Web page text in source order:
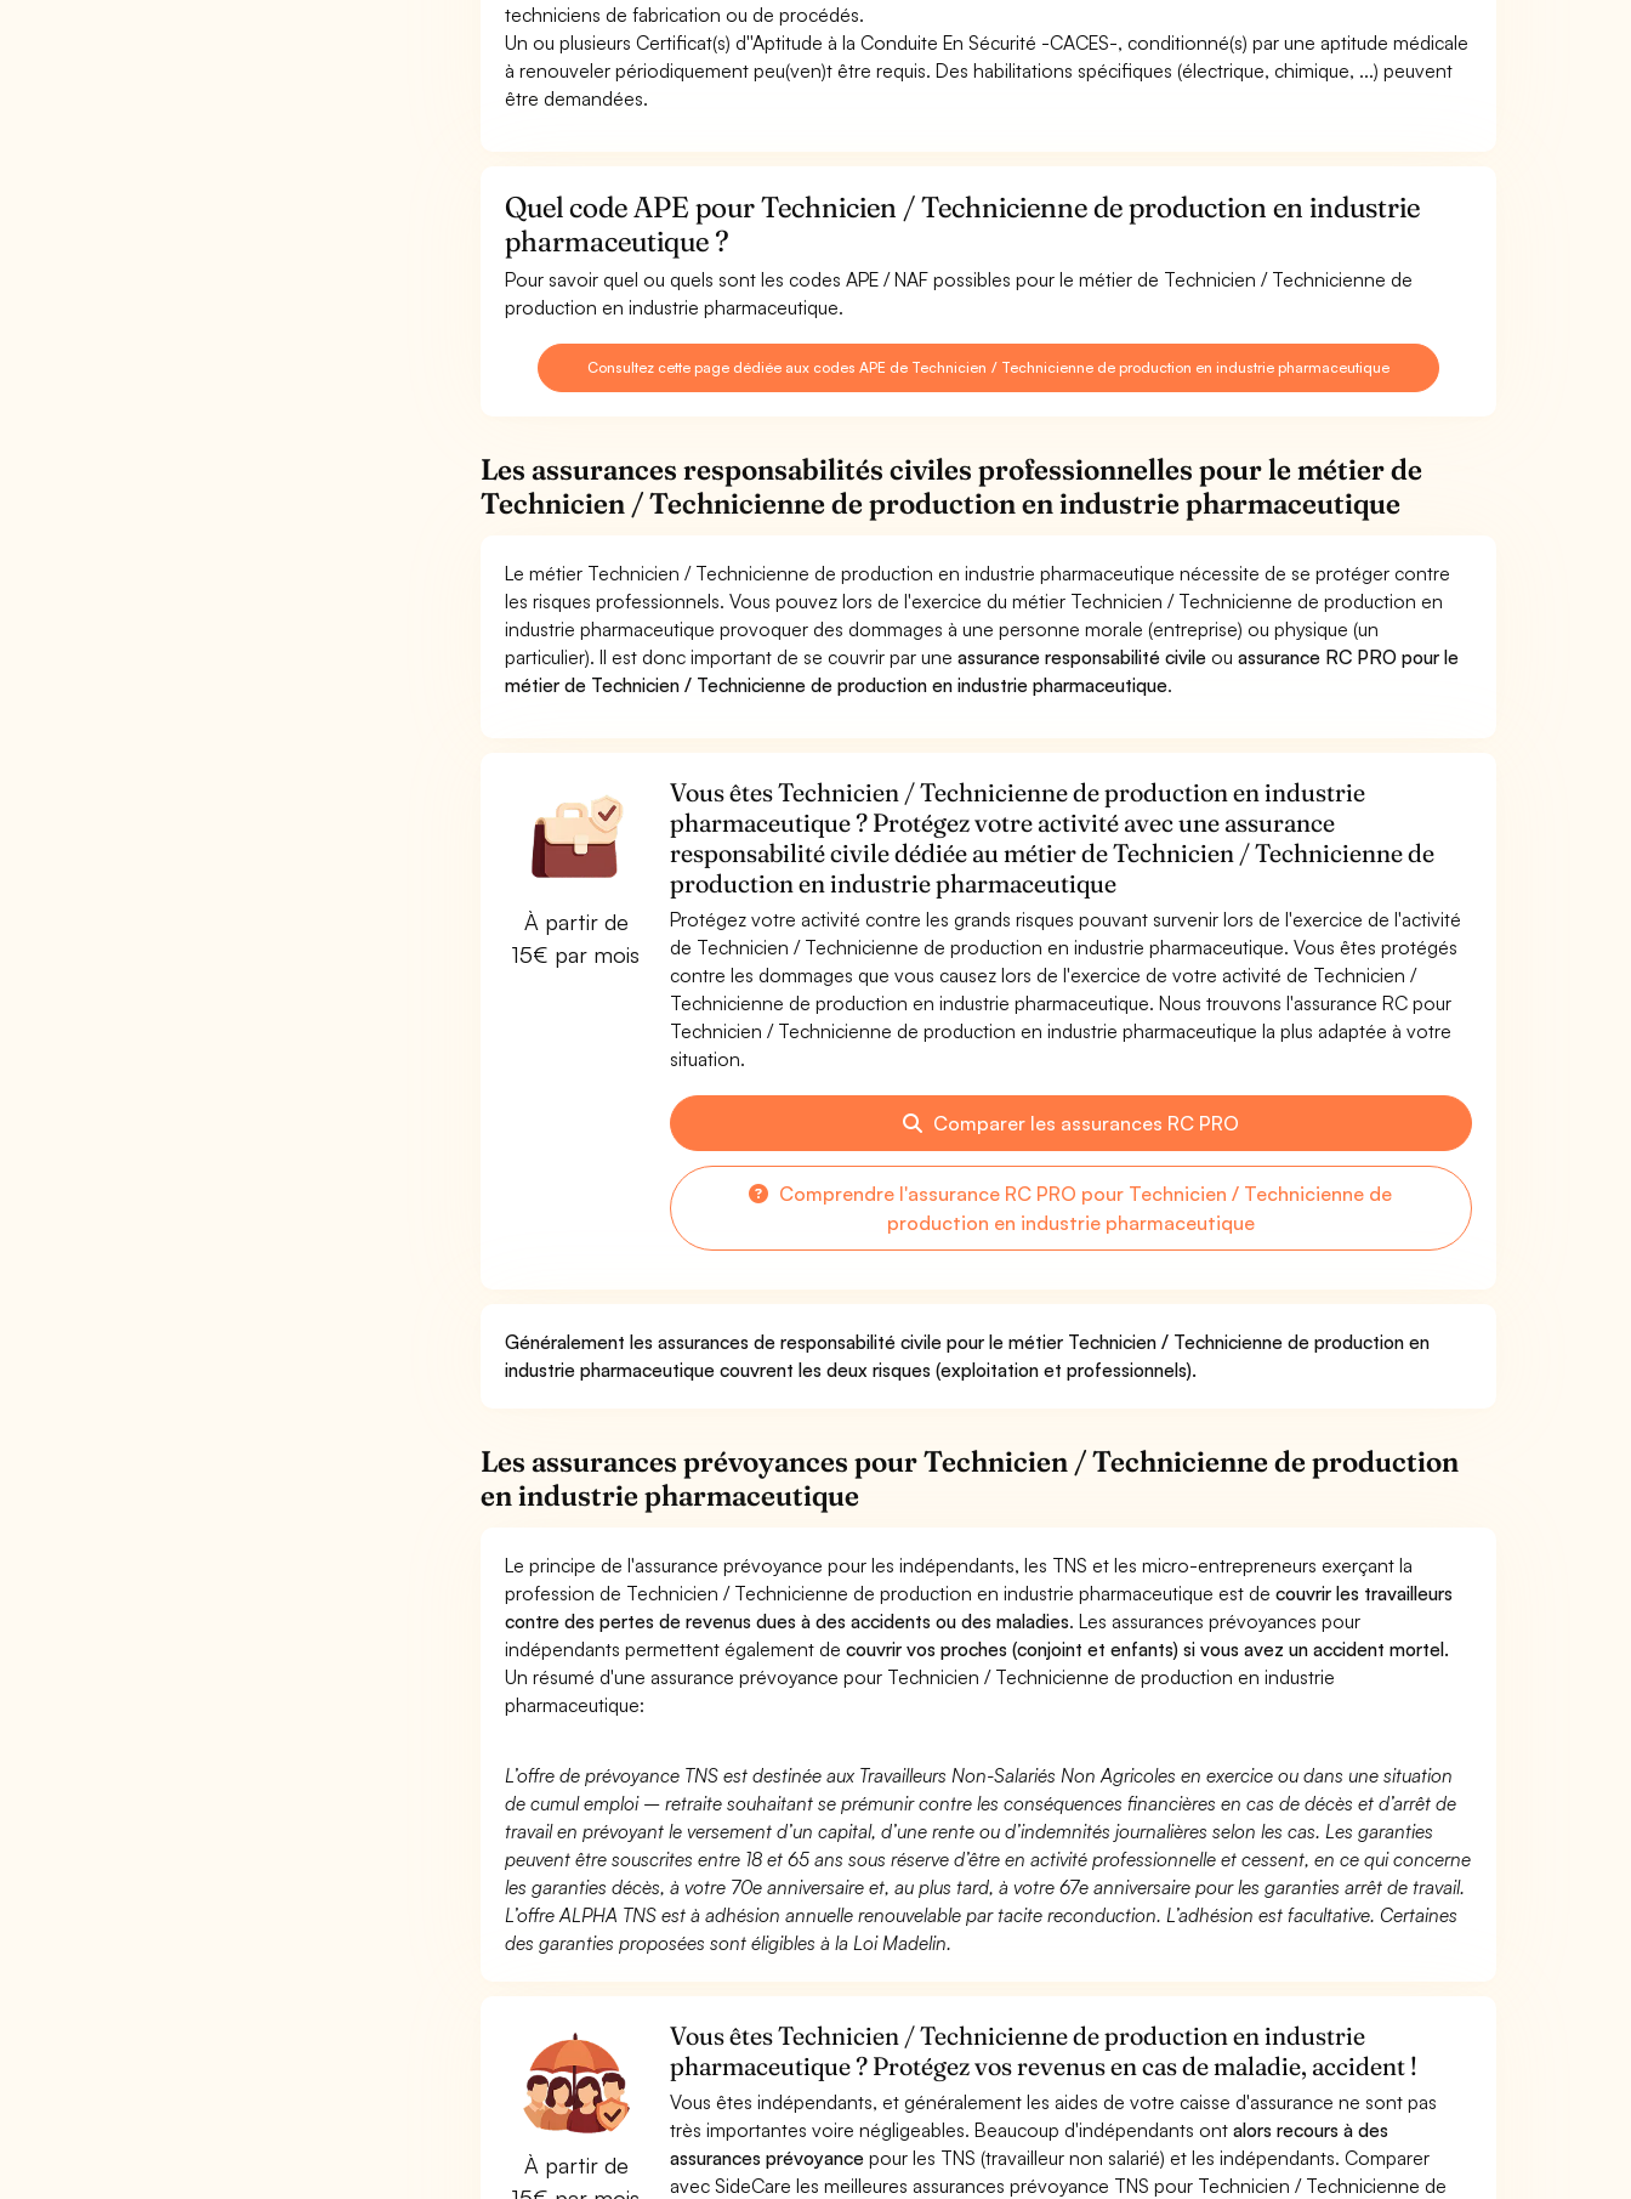
techniciens de fabrication ou de procédés.
Un ou plusieurs Certificat(s) d''Aptitude à la Conduite En Sécurité -CACES-, conditionné(s) par une aptitude médicale
à renouveler périodiquement peu(ven)t être requis. Des habilitations spécifiques (électrique, chimique, ...) peuvent
être demandées.
Quel code APE pour Technicien / Technicienne de production en industrie
pharmaceutique ?
Pour savoir quel ou quels sont les codes APE / NAF possibles pour le métier de Technicien / Technicienne de
production en industrie pharmaceutique.
Consultez cette page dédiée aux codes APE de Technicien / Technicienne de production en industrie pharmaceutique
Les assurances responsabilités civiles professionnelles pour le métier de
Technicien / Technicienne de production en industrie pharmaceutique
Le métier Technicien / Technicienne de production en industrie pharmaceutique nécessite de se protéger contre
les risques professionnels. Vous pouvez lors de l'exercice du métier Technicien / Technicienne de production en
industrie pharmaceutique provoquer des dommages à une personne morale (entreprise) ou physique (un
particulier). Il est donc important de se couvrir par uneassurance responsabilité civile ouassurance RC PRO pour le
métier de Technicien / Technicienne de production en industrie pharmaceutique.
À partir de
15€ par mois
Vous êtes Technicien / Technicienne de production en industrie
pharmaceutique ? Protégez votre activité avec une assurance
responsabilité civile dédiée au métier de Technicien / Technicienne de
production en industrie pharmaceutique
Protégez votre activité contre les grands risques pouvant survenir lors de l'exercice de l'activité
de Technicien / Technicienne de production en industrie pharmaceutique. Vous êtes protégés
contre les dommages que vous causez lors de l'exercice de votre activité de Technicien /
Technicienne de production en industrie pharmaceutique. Nous trouvons l'assurance RC pour
Technicien / Technicienne de production en industrie pharmaceutique la plus adaptée à votre
situation.
Comparer les assurances RC PRO
Comprendre l'assurance RC PRO pour Technicien / Technicienne de
production en industrie pharmaceutique
Généralement les assurances de responsabilité civile pour le métier Technicien / Technicienne de production en
industrie pharmaceutique couvrent les deux risques (exploitation et professionnels).
Les assurances prévoyances pour Technicien / Technicienne de production
en industrie pharmaceutique
Le principe de l'assurance prévoyance pour les indépendants, les TNS et les micro-entrepreneurs exerçant la
profession de Technicien / Technicienne de production en industrie pharmaceutique est decouvrir les travailleurs
contre des pertes de revenus dues à des accidents ou des maladies. Les assurances prévoyances pour
indépendants permettent également decouvrir vos proches (conjoint et enfants) si vous avez un accident mortel.
Un résumé d'une assurance prévoyance pour Technicien / Technicienne de production en industrie
pharmaceutique:
L’offre de prévoyance TNS est destinée aux Travailleurs Non-Salariés Non Agricoles en exercice ou dans une situation
de cumul emploi – retraite souhaitant se prémunir contre les conséquences financières en cas de décès et d’arrêt de
travail en prévoyant le versement d’un capital, d’une rente ou d’indemnités journalières selon les cas. Les garanties
peuvent être souscrites entre 18 et 65 ans sous réserve d’être en activité professionnelle et cessent, en ce qui concerne
les garanties décès, à votre 70e anniversaire et, au plus tard, à votre 67e anniversaire pour les garanties arrêt de travail.
L’offre ALPHA TNS est à adhésion annuelle renouvelable par tacite reconduction. L’adhésion est facultative. Certaines
des garanties proposées sont éligibles à la Loi Madelin.
À partir de
Vous êtes Technicien / Technicienne de production en industrie
pharmaceutique ? Protégez vos revenus en cas de maladie, accident !
Vous êtes indépendants, et généralement les aides de votre caisse d'assurance ne sont pas
très importantes voire négligeables. Beaucoup d'indépendants ont alors recours à des
assurances prévoyancepour les TNS (travailleur non salarié) et les indépendants. Comparer
avec SideCare les meilleures assurances prévoyance TNS pour Technicien / Technicienne de